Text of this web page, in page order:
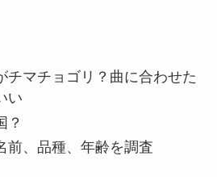
チマチョゴリ？曲に合わせた
い
？
前、品種、年齢を調査